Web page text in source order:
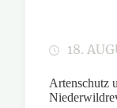
18.
Artenschutz